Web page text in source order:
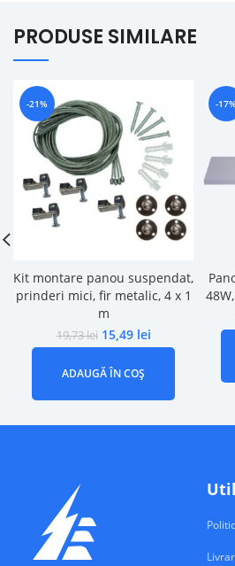
PRODUSE SIMILARE
-21%
Kit montare panou suspendat,
prinderi mici, fir metalic, 4 x 1
m
19,73lei 15,49 lei
ADAUGĂ ÎN COȘ
-